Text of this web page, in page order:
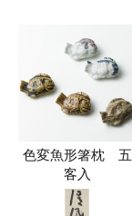
色変魚形箸枕 五
客入